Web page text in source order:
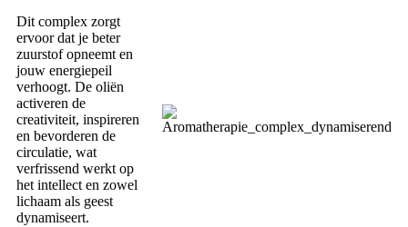
Dit complex zorgt
ervoor dat je beter
zuurstof opneemt en
jouw energiepeil
verhoogt. De oliën
activeren de
creativiteit, inspireren
en bevorderen de
circulatie, wat
verfrissend werkt op
het intellect en zowel
lichaam als geest
dynamiseert.